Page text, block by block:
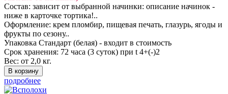
Состав: зависит от выбранной начинки: описание начинок -
ниже в карточке тортика!..
Оформление: крем пломбир, пищевая печать, глазурь, ягоды и
фрукты по сезону..
Упаковка Стандарт (белая) - входит в стоимость
Срок хранения: 72 часа (3 суток) при t 4+(-)2
Вес: от 2,0 кг.
подробнее